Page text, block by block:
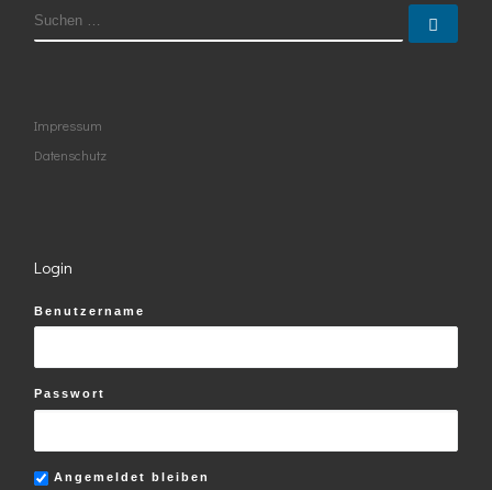
SUCHE
Impressum
Datenschutz
Login
Benutzername
Passwort
Angemeldet bleiben